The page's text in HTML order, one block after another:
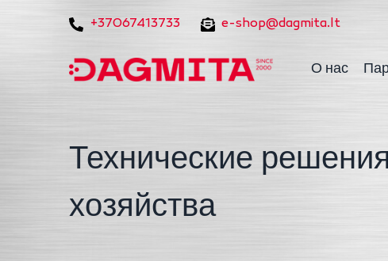
+37067413733 e-shop@dagmita.lt
О нас
Технические
хозяйства